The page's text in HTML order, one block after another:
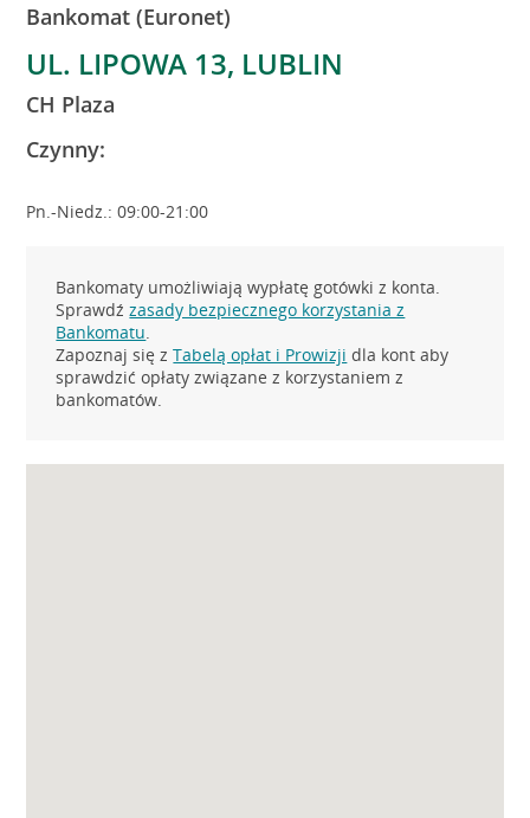
Bankomat (Euronet)
UL. LIPOWA 13, LUBLIN
CH Plaza
Czynny:
Pn.-Niedz.: 09:00-21:00
Bankomaty umożliwiają wypłatę gotówki z konta.
Sprawdźzasady bezpiecznego korzystania z
Bankomatu.
Zapoznaj się zTabelą opłat i Prowizji dla kont aby
sprawdzić opłaty związane z korzystaniem z
bankomatów.